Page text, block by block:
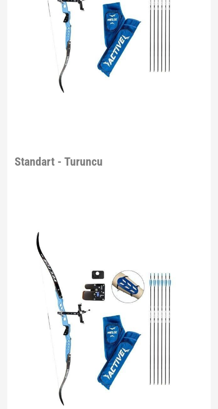
Standart - Turuncu